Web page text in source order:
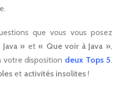
que vous vous posez
» et« Que voir à Java »,
votre disposition deux Tops 5.
et activités insolites !